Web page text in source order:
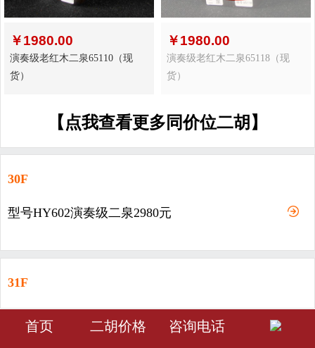
￥1980.00
演奏级老红木二泉65110（现
货）
￥1980.00
演奏级老红木二泉65118（现
货）
【点我查看更多同价位二胡】
30F
型号HY602演奏级二泉2980元
31F
型号HY603-演奏级二泉3980元
󰀁 󰀅
首页 二胡价格 咨询电话